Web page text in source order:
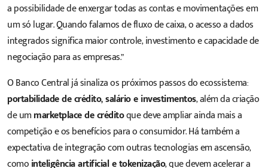
a possibilidade de enxergar todas as contas e movimentações em
um só lugar. Quando falamos de fluxo de caixa, o acesso a dados
integrados significa maior controle, investimento e capacidade de
negociação para as empresas.”
O Banco Central já sinaliza os próximos passos do ecossistema:
portabilidade de crédito, salário e investimentos, além da criação
de ummarketplace de créditoque deve ampliar ainda mais a
competição e os benefícios para o consumidor. Há também a
expectativa de integração com outras tecnologias em ascensão,
comointeligência artificial e tokenização, que devem acelerar a